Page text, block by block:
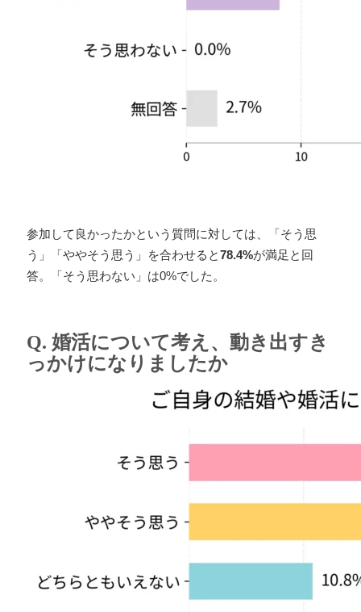
参加して良かったかという質問に対しては、「そう思
う」「ややそう思う」を合わせると78.4%が満足と回
答。「そう思わない」は0%でした。
Q. 婚活について考え、動き出すき
っかけになりましたか